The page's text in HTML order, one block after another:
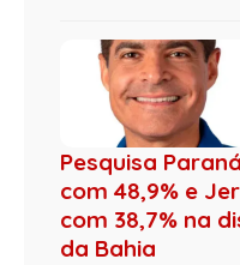
Pesquisa
com 48,9% e
com 38,7% na
da Bahia